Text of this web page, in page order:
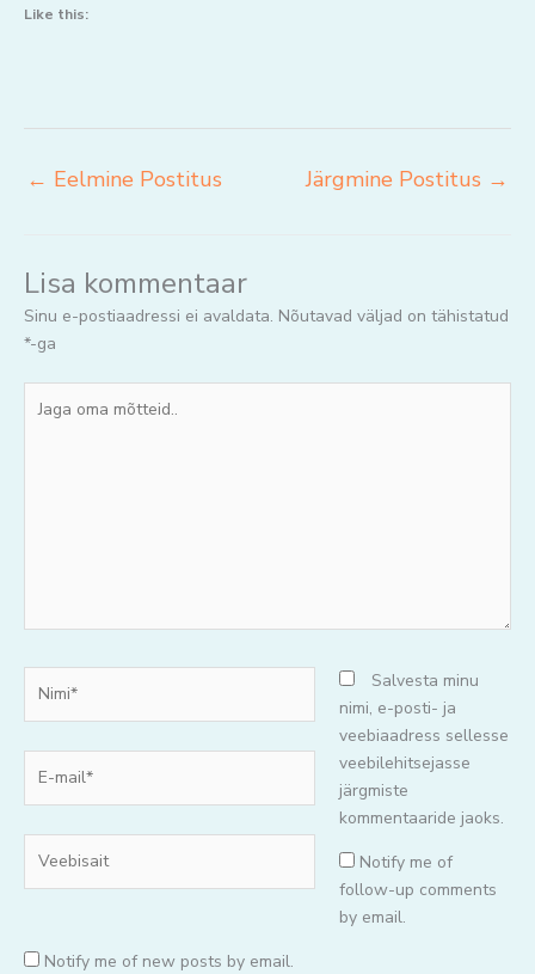
Like this:
← Eelmine Postitus Järgmine Postitus →
Lisa kommentaar
Sinu e-postiaadressi ei avaldata. Nõutavad väljad on tähistatud
*-ga
oma
mail*
Salvesta minu
nimi, e-posti- ja
veebiaadress sellesse
veebilehitsejasse
järgmiste
kommentaaride jaoks.
Notify me of
follow-up comments
by email.
Notify me of new posts by email.